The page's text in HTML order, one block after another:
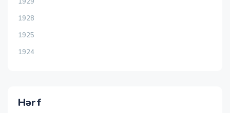
1928
1925
1924
Hərf